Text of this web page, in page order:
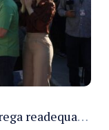
Governador Roberto Cidade entrega readequação do ambulatório da FCecon e amplia capacidade de atendimento oncológico em Manaus